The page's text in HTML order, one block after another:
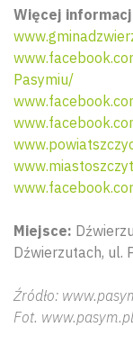
Więcej
Pasymiu/
Miejsce:
Dźwierzutach, ul.
Źródło:
Fot. www.pasym.pl